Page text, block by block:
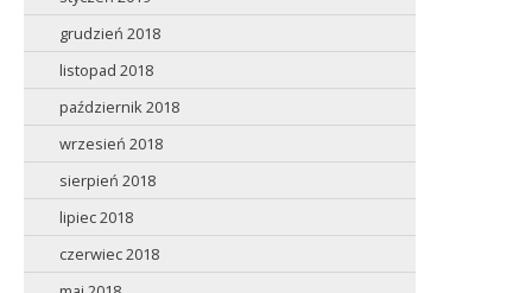
grudzień 2018
listopad 2018
październik 2018
wrzesień 2018
sierpień 2018
lipiec 2018
czerwiec 2018